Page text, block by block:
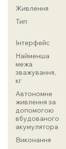
Живлення
Тип
Інтерфейс
Найменша
межа
зважування,
кг
Автономне
живлення за
допомогою
вбудованого
акумулятора
Виконання